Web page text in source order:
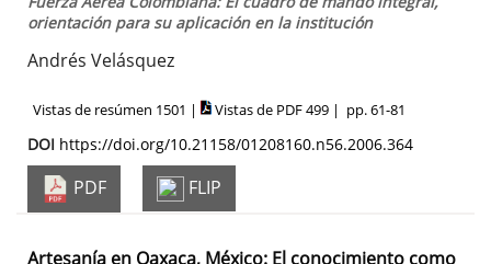
orientación para su aplicación en la institución
Andrés Velásquez
Vistas de resúmen 1501 | Vistas de PDF 499 | pp. 61-81
DOI https://doi.org/10.21158/01208160.n56.2006.364
PDF FLIP
Artesanía en Oaxaca, México: El conocimiento como